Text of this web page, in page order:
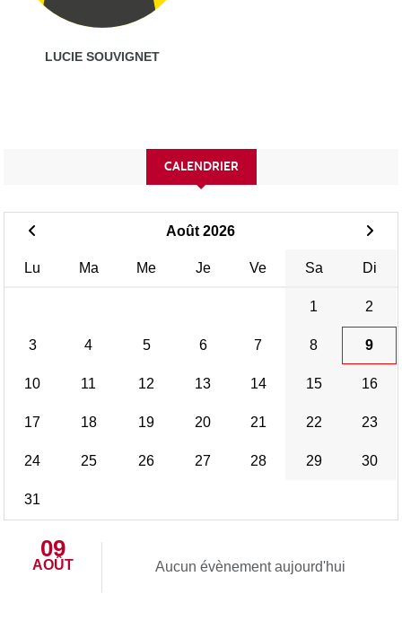
LUCIE SOUVIGNET
CALENDRIER
Août 2026
Lu Ma Me Je Ve Sa Di
1 2
3 4 5 6 7 8 9
10 11 12 13 14 15 16
17 18 19 20 21 22 23
24 25 26 27 28 29 30
31
09
AOÛT Aucun évènement aujourd'hui